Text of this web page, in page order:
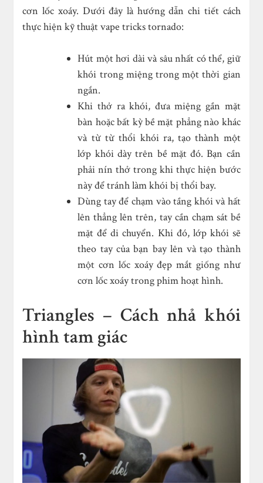
cơn lốc xoáy. Dưới đây là hướng dẫn chi tiết cách
thực hiện kỹ thuật vape tricks tornado:
Hút một hơi dài và sâu nhất có thể, giữ
khói trong miệng trong một thời gian
ngắn.
Khi thở ra khói, đưa miệng gần mặt
bàn hoặc bất kỳ bề mặt phẳng nào khác
và từ từ thổi khói ra, tạo thành một
lớp khói dày trên bề mặt đó. Bạn cần
phải nín thở trong khi thực hiện bước
này để tránh làm khói bị thổi bay.
Dùng tay để chạm vào tầng khói và hất
lên thẳng lên trên, tay cần chạm sát bề
mặt để di chuyển. Khi đó, lớp khói sẽ
theo tay của bạn bay lên và tạo thành
một cơn lốc xoáy đẹp mắt giống như
cơn lốc xoáy trong phim hoạt hình.
Triangles – Cách nhả khói
hình tam giác